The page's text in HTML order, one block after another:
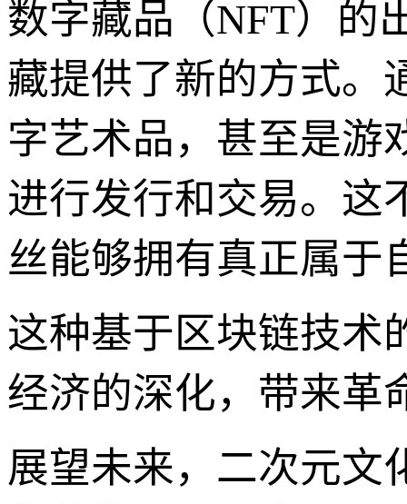
数字藏品（NFT）的
藏提供了新的方式。
字艺术品，甚至是游
进行发行和交易。这
丝能够拥有真正属于
这种基于区块链技术
经济的深化，带来革
展望未来，二次元文